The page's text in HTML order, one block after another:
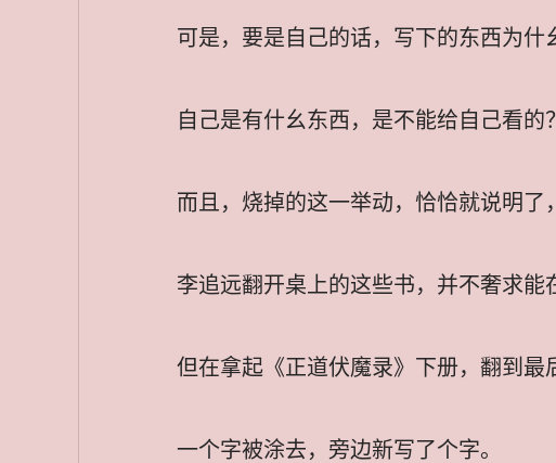
可是，要是自己的话，写下的东西为什
自己是有什幺东西，是不能给自己看的？
而且，烧掉的这一举动，恰恰就说明了
李追远翻开桌上的这些书，并不奢求能
但在拿起《正道伏魔录》下册，翻到最
一个字被涂去，旁边新写了个字。